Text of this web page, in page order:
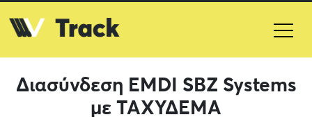
Διασύνδεση EMDI SBZ Systems
με ΤΑΧΥΔΕΜΑ